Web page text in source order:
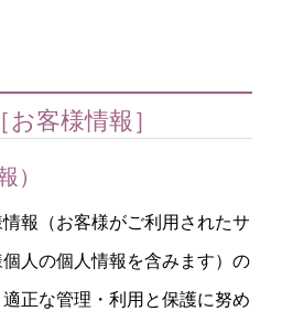
お客様情報］
）
情報（お客様がご利用されたサ
個人の個人情報を含みます）の
適正な管理・利用と保護に努め